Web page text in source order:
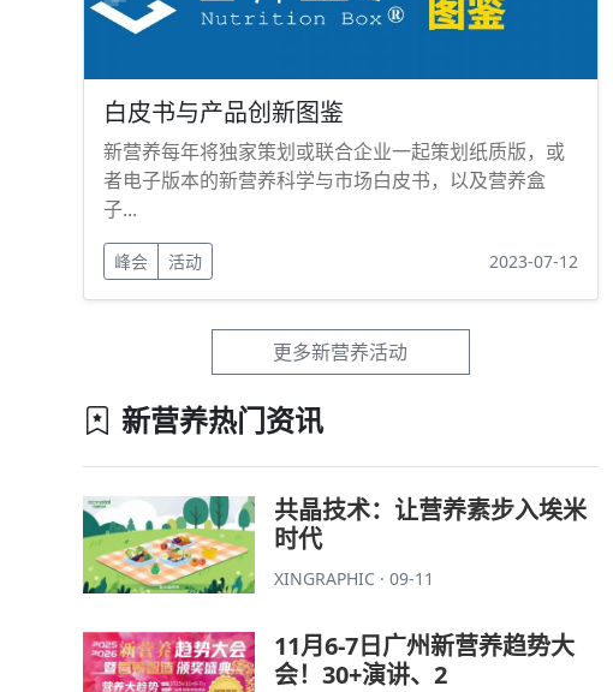
白皮书与产品创新图鉴
新营养每年将独家策划或联合企业一起策划纸质版，或
者电子版本的新营养科学与市场白皮书，以及营养盒
子...
峰会 活动 2023-07-12
更多新营养活动
新营养热门资讯
共晶技术：让营养素步入埃米
时代
XINGRAPHIC · 09-11
11月6-7日广州新营养趋势大
会！30+演讲、2